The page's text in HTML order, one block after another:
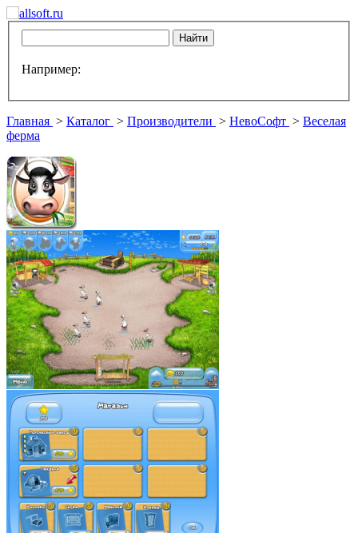
Например:
Главная > Каталог > Производители > НевоСофт > Веселая
ферма